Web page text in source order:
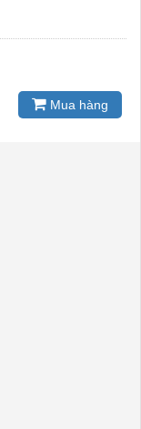
Mua hàng